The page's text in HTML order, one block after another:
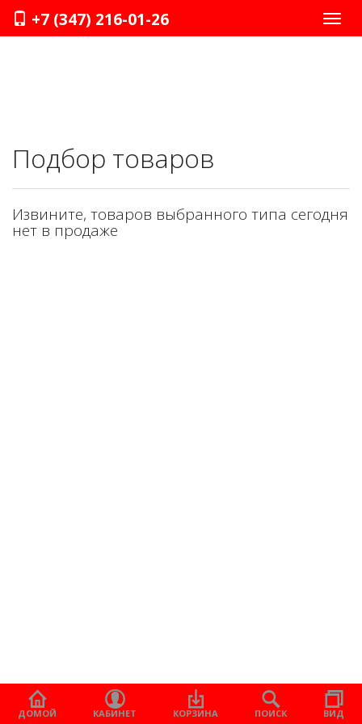
+7 (347) 216-01-26
Подбор товаров
Извините, товаров выбранного типа сегодня
нет в продаже
ДОМОЙ КАБИНЕТ КОРЗИНА ПОИСК ВИД